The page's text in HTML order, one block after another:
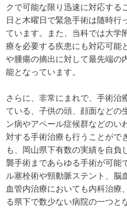
クで可能な限り迅速に対応する
日と木曜日で緊急手術は随時行
ています。また、当科では大学
療を必要する疾患にも対応可能
や腫瘍の摘出に対して最先端の
能となっています。
さらに、非常にまれで、手術治
ている、子供の頭、顔面などの
ン病やアペール症候群などのい
対する手術治療も行うことがで
も、岡山県下有数の実績を自負
襲手術まであらゆる手術が可能
ル塞栓術や頸動脈ステント、脳
血管内治療においても内科治療
る県下で数少ない病院の一つと